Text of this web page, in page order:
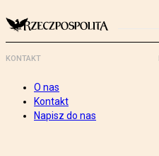
KONTAKT
O nas
Kontakt
Napisz do nas